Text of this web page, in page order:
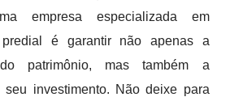
empresa especializada em
predial é garantir não apenas a
do patrimônio, mas também a
seu investimento. Não deixe para